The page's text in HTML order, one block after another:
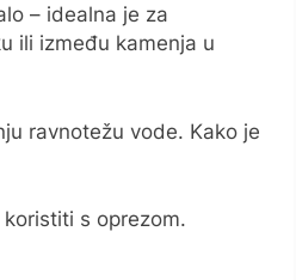
– idealna je za
ili između kamenja u
ravnotežu vode. Kako je
s oprezom.